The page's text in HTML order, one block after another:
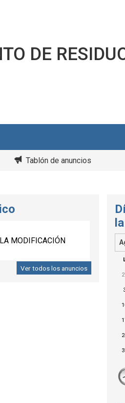
DE
Tablón de anuncios
MODIFICACIÓN
Ver todos los anuncios